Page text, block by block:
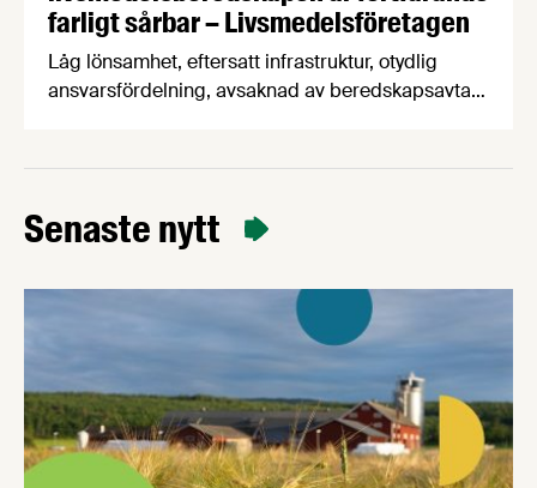
farligt sårbar – Livsmedelsföretagen
Låg lönsamhet, eftersatt infrastruktur, otydlig
ansvarsfördelning, avsaknad av beredskapsavtal
krig. Det visar en ny beredskapsrapport från
produktionen av svenska livsmedel minskar i en
beredskapen.
Senaste nytt